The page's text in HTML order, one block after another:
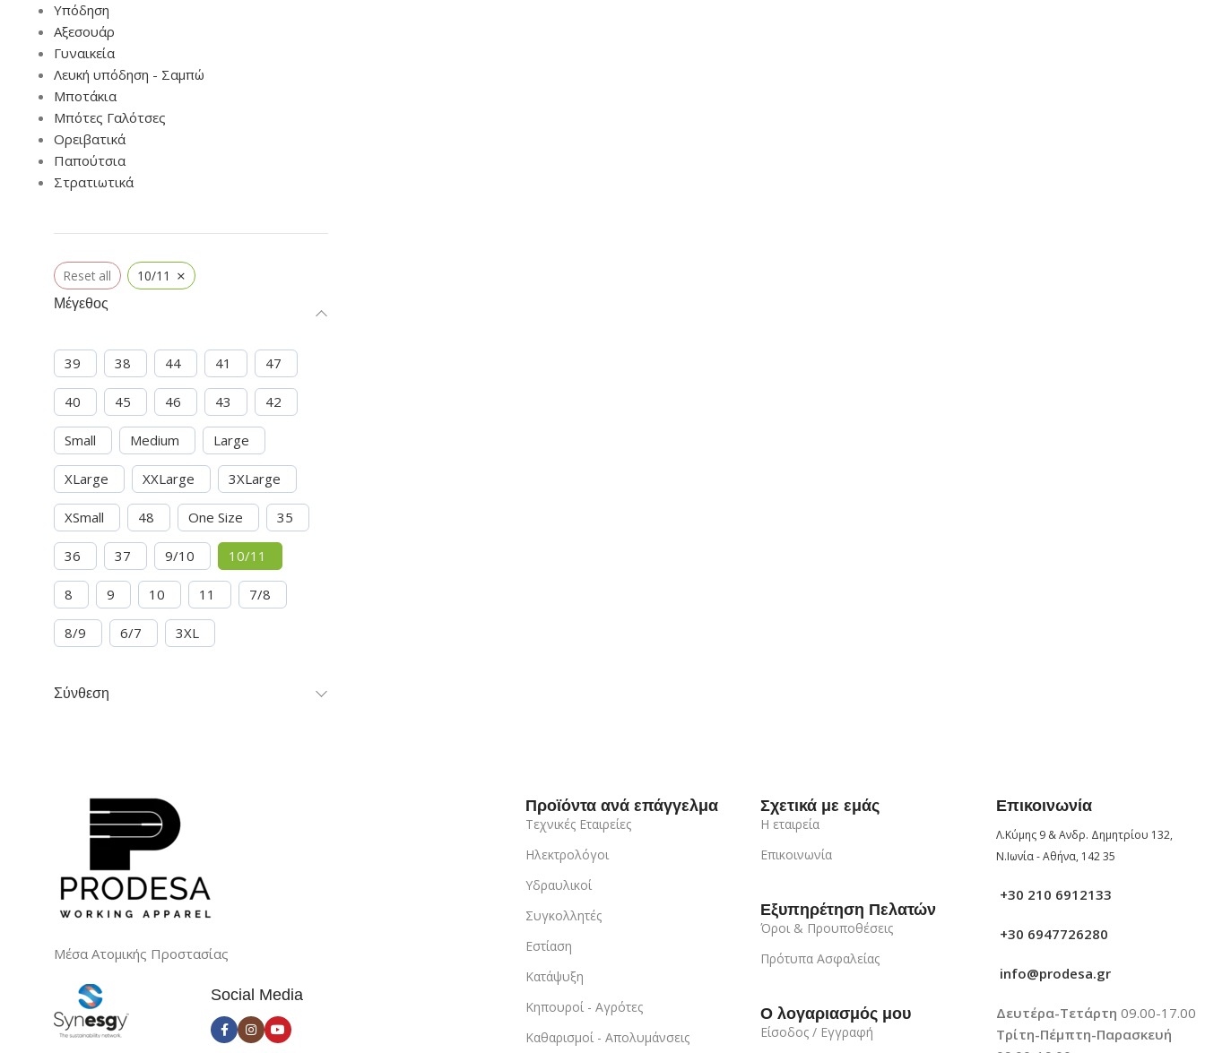
Υπόδηση
Αξεσουάρ
Γυναικεία
Λευκή υπόδηση - Σαμπώ
Μποτάκια
Μπότες Γαλότσες
Ορειβατικά
Παπούτσια
Στρατιωτικά
Reset all 10/11 ×
Μέγεθος
39 38 44 41 47
40 45 46 43 42
Small Medium Large
XLarge XXLarge 3XLarge
XSmall 48 One Size 35
36 37 9/10 10/11
8 9 10 11 7/8
8/9 6/7 3XL
Σύνθεση
Μέσα Ατομικής Προστασίας
Social Media
Προϊόντα ανά επάγγελμα
Τεχνικές Εταιρείες
Ηλεκτρολόγοι
Υδραυλικοί
Συγκολλητές
Εστίαση
Κατάψυξη
Κηπουροί - Αγρότες
Καθαρισμοί - Απολυμάνσεις
Σχετικά με εμάς
Η εταιρεία
Επικοινωνία
Εξυπηρέτηση Πελατών
Όροι & Προυποθέσεις
Πρότυπα Ασφαλείας
Ο λογαριασμός μου
Είσοδος / Εγγραφή
Επικοινωνία
Λ.Κύμης 9 & Ανδρ. Δημητρίου 132,
Ν.Ιωνία - Αθήνα, 142 35
+30 210 6912133
+30 6947726280
info@prodesa.gr
Δευτέρα-Τετάρτη 09.00-17.00
Τρίτη-Πέμπτη-Παρασκευή